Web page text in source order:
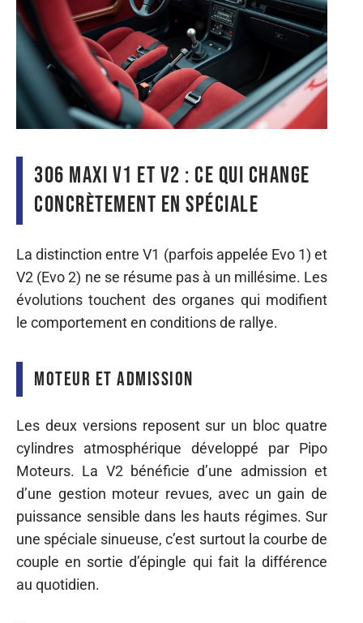
306 Maxi V1 et V2 : ce qui change
concrètement en spéciale
La distinction entre V1 (parfois appelée Evo 1) et
V2 (Evo 2) ne se résume pas à un millésime. Les
évolutions touchent des organes qui modifient
le comportement en conditions de rallye.
Moteur et admission
Les deux versions reposent sur un bloc quatre
cylindres atmosphérique développé par Pipo
Moteurs. La V2 bénéficie d’une admission et
d’une gestion moteur revues, avec un gain de
puissance sensible dans les hauts régimes. Sur
une spéciale sinueuse, c’est surtout la courbe de
couple en sortie d’épingle qui fait la différence
au quotidien.